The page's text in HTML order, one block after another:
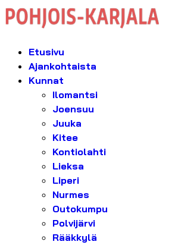
Etusivu
Ajankohtaista
Kunnat
Ilomantsi
Joensuu
Juuka
Kitee
Kontiolahti
Lieksa
Liperi
Nurmes
Outokumpu
Polvijärvi
Rääkkylä